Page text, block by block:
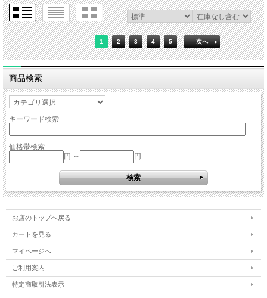
1 2 3 4 5 次へ
商品検索
キーワード検索
価格帯検索
円 ～
円
お店のトップへ戻る
カートを見る
マイページへ
ご利用案内
特定商取引法表示